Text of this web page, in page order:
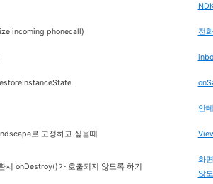
incoming phonecall) 전
안
로 고정하고 싶을때
시 onDestroy()가 호출되지 않도록 하기
화
않